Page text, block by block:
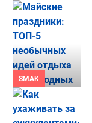
SMAK